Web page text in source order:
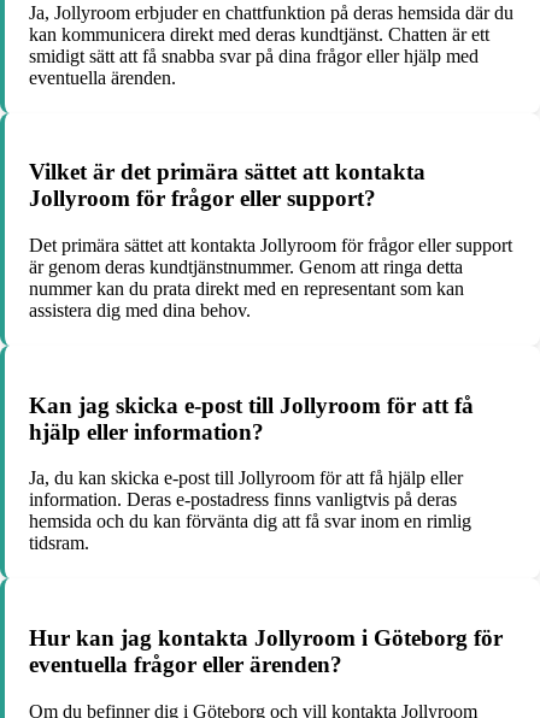
Ja, Jollyroom erbjuder en chattfunktion på deras hemsida där du
kan kommunicera direkt med deras kundtjänst. Chatten är ett
smidigt sätt att få snabba svar på dina frågor eller hjälp med
eventuella ärenden.
Vilket är det primära sättet att kontakta
Jollyroom för frågor eller support?
Det primära sättet att kontakta Jollyroom för frågor eller support
är genom deras kundtjänstnummer. Genom att ringa detta
nummer kan du prata direkt med en representant som kan
assistera dig med dina behov.
Kan jag skicka e-post till Jollyroom för att få
hjälp eller information?
Ja, du kan skicka e-post till Jollyroom för att få hjälp eller
information. Deras e-postadress finns vanligtvis på deras
hemsida och du kan förvänta dig att få svar inom en rimlig
tidsram.
Hur kan jag kontakta Jollyroom i Göteborg för
eventuella frågor eller ärenden?
Om du befinner dig i Göteborg och vill kontakta Jollyroom